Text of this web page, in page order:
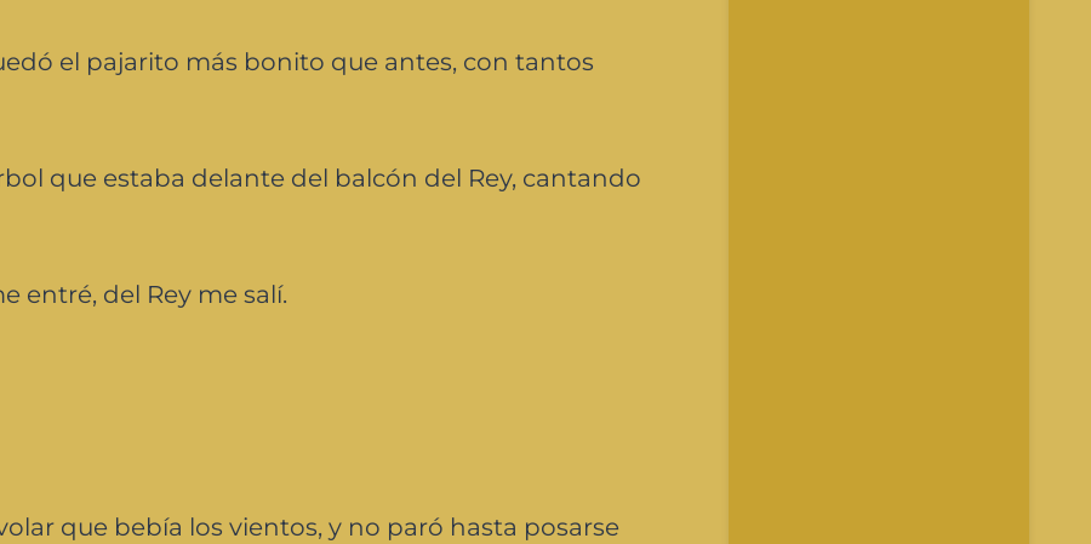
el pajarito más bonito que antes, con tantos
que estaba delante del balcón del Rey, cantando
entré, del Rey me salí.
que bebía los vientos, y no paró hasta posarse